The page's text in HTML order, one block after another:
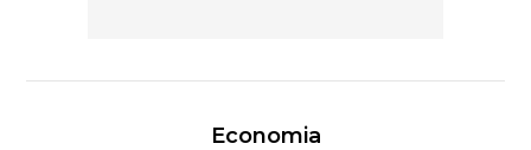
Economia